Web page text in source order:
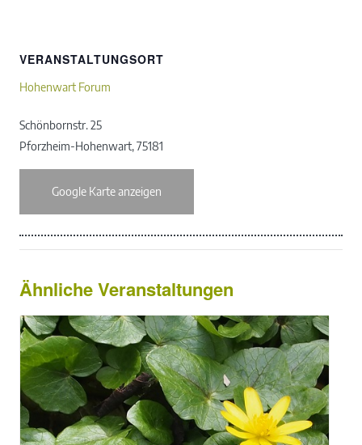
VERANSTALTUNGSORT
Hohenwart Forum
Schönbornstr. 25
Pforzheim-Hohenwart,75181
Google Karte anzeigen
Ähnliche Veranstaltungen